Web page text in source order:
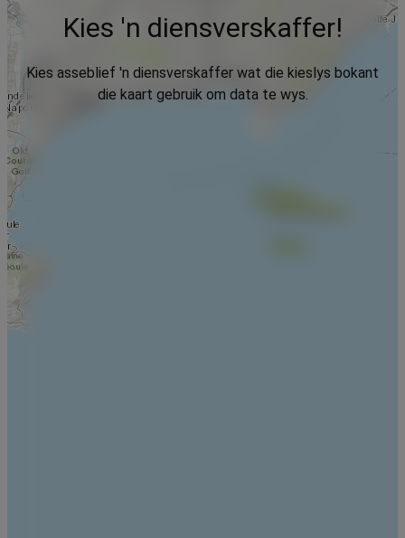
Kies 'n diensverskaffer!
Kies asseblief 'n diensverskaffer wat die kieslys bokant
die kaart gebruik om data te wys.